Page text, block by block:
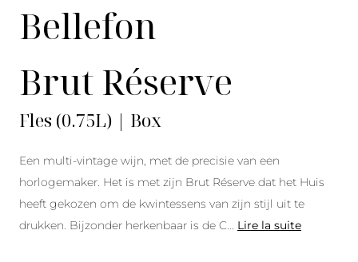
Bellefon
Brut Réserve
Fles (0.75L) | Box
Een multi-vintage wijn, met de precisie van een
horlogemaker. Het is met zijn Brut Réserve dat het Huis
heeft gekozen om de kwintessens van zijn stijl uit te
drukken. Bijzonder herkenbaar is de C
Lire la suite